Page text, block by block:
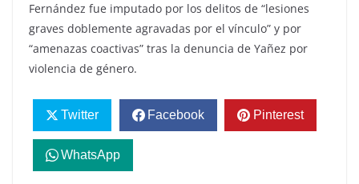
Fernández fue imputado por los delitos de “lesiones
graves doblemente agravadas por el vínculo” y por
“amenazas coactivas” tras la denuncia de Yañez por
violencia de género.
Twitter Facebook Pinterest
WhatsApp